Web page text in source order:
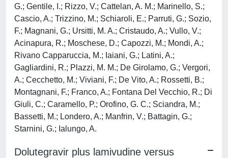
G.; Gentile, I.; Rizzo, V.; Cattelan, A. M.; Marinello, S.;
Cascio, A.; Trizzino, M.; Schiaroli, E.; Parruti, G.; Sozio,
F.; Magnani, G.; Ursitti, M. A.; Cristaudo, A.; Vullo, V.;
Acinapura, R.; Moschese, D.; Capozzi, M.; Mondi, A.;
Rivano Capparuccia, M.; Iaiani, G.; Latini, A.;
Gagliardini, R.; Plazzi, M. M.; De Girolamo, G.; Vergori,
A.; Cecchetto, M.; Viviani, F.; De Vito, A.; Rossetti, B.;
Montagnani, F.; Franco, A.; Fontana Del Vecchio, R.; Di
Giuli, C.; Caramello, P.; Orofino, G. C.; Sciandra, M.;
Bassetti, M.; Londero, A.; Manfrin, V.; Battagin, G.;
Starnini, G.; Ialungo, A.
Dolutegravir plus lamivudine versus